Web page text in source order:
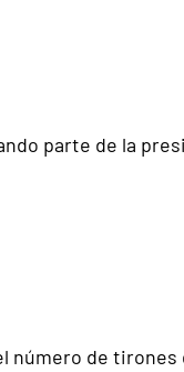
parte de la
número de tirones